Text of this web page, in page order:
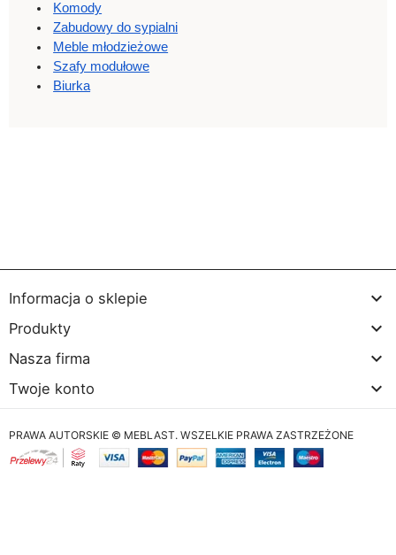
Komody
Zabudowy do sypialni
Meble młodzieżowe
Szafy modułowe
Biurka
Informacja o sklepie 
Produkty 
Nasza firma 
Twoje konto 
PRAWA AUTORSKIE © MEBLAST. WSZELKIE PRAWA ZASTRZEŻONE